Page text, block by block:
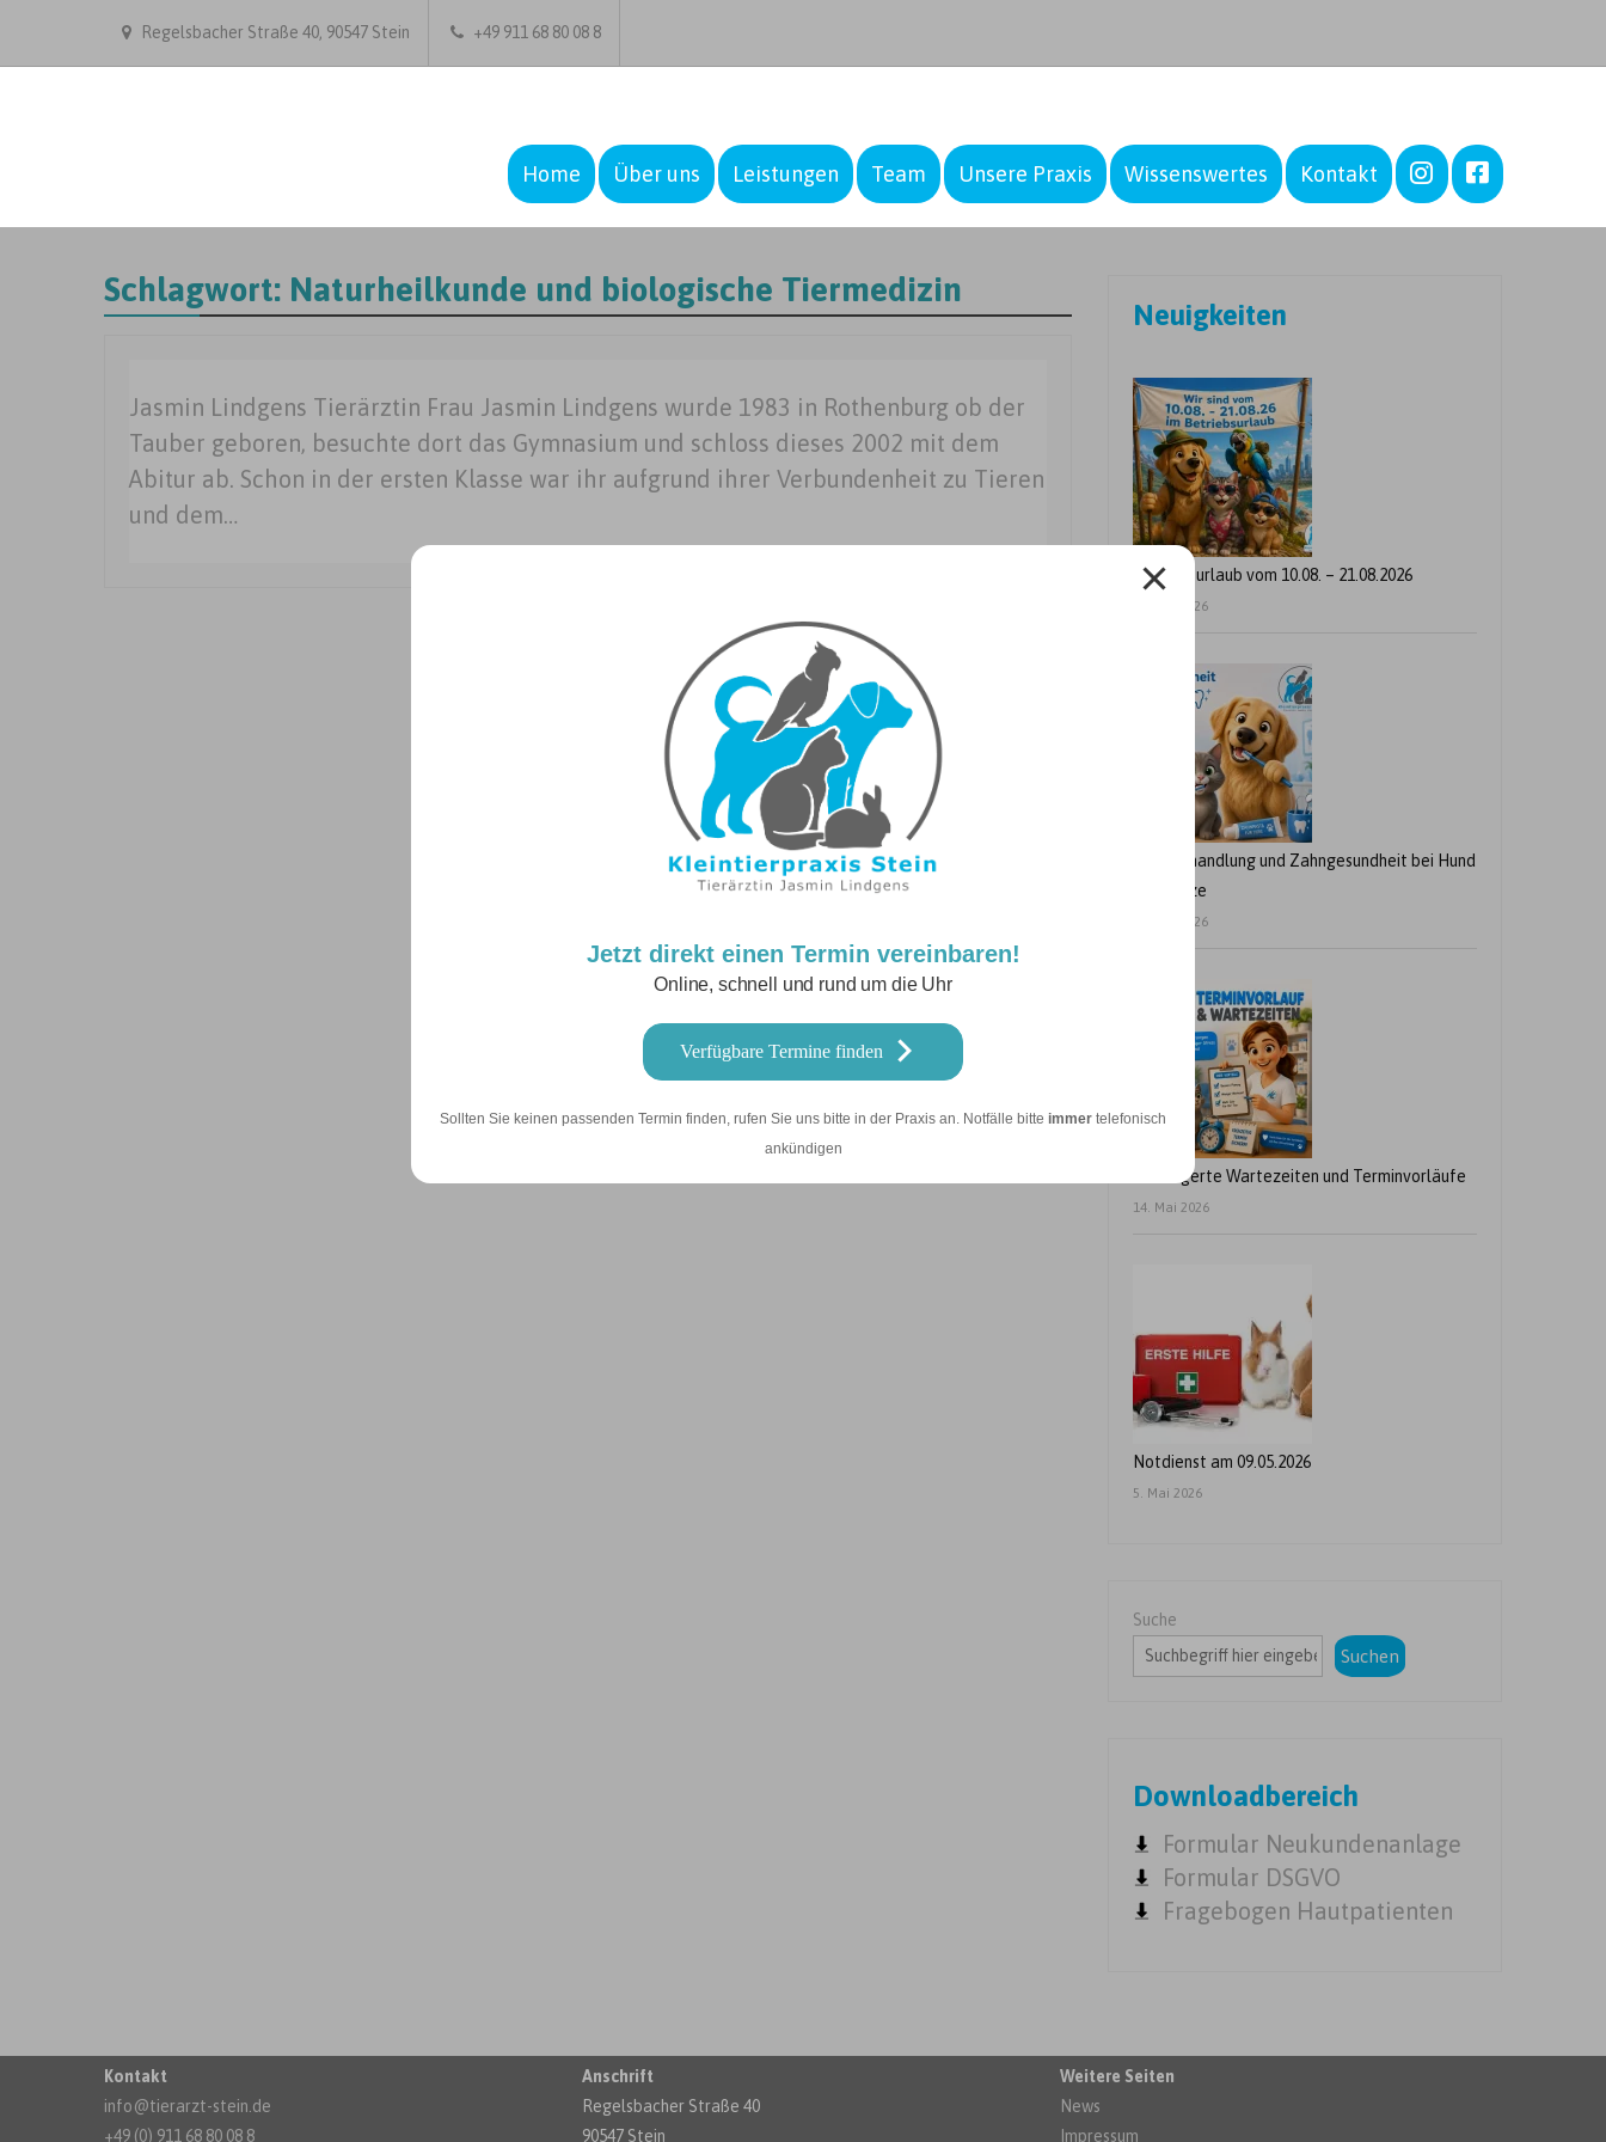
Jetzt direkt einen Termin vereinbaren!
Online, schnell und rund um die Uhr
Verfügbare Termine finden
Sollten Sie keinen passenden Termin finden, rufen Sie uns bitte in der Praxis an. Notfälle bitte immer telefonisch
ankündigen
Regelsbacher Straße 40, 90547 Stein +49 911 68 80 08 8
Home Über uns Leistungen Team Unsere Praxis Wissenswertes Kontakt
Schlagwort: Naturheilkunde und biologische Tiermedizin
Jasmin Lindgens Tierärztin Frau Jasmin Lindgens wurde 1983 in Rothenburg ob der
Tauber geboren, besuchte dort das Gymnasium und schloss dieses 2002 mit dem
Abitur ab. Schon in der ersten Klasse war ihr aufgrund ihrer Verbundenheit zu Tieren
und dem…
Neuigkeiten
Betriebsurlaub vom 10.08. – 21.08.2026
24. Juli 2026
Zahnbehandlung und Zahngesundheit bei Hund
und Katze
21. Juli 2026
Verlängerte Wartezeiten und Terminvorläufe
14. Mai 2026
Notdienst am 09.05.2026
5. Mai 2026
Suche
Suchen
Downloadbereich
Formular Neukundenanlage
Formular DSGVO
Fragebogen Hautpatienten
Kontakt
info@tierarzt-stein.de
+49 (0) 911 68 80 08 8
Anschrift
Regelsbacher Straße 40
90547 Stein
Weitere Seiten
News
Impressum